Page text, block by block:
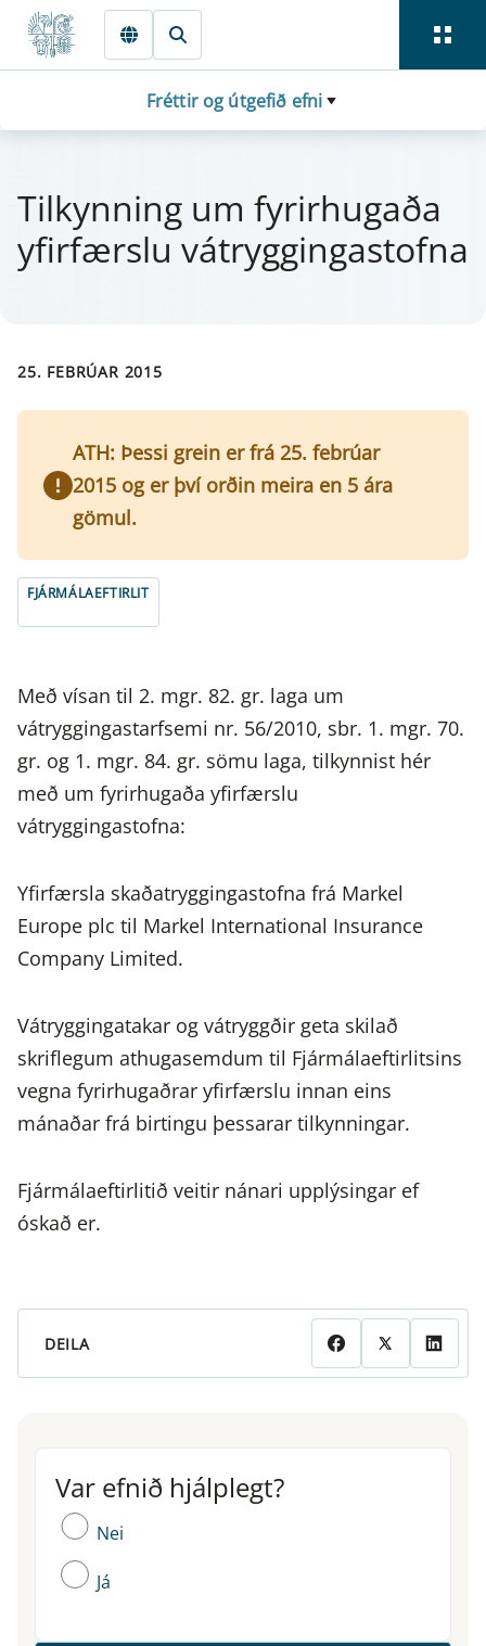
Fara beint í Meginmál
Fréttir og útgefið efni
Til­kynn­ing um fyr­ir­hugaða
yfir­færslu vá­trygg­inga­stofna
25. FEBRÚAR 2015
ATH: Þessi grein er frá 25. febrúar
2015 og er því orðin meira en 5 ára
gömul.
FJÁRMÁLAEFTIRLIT
Með vísan til 2. mgr. 82. gr. laga um
vátryggingastarfsemi nr. 56/2010, sbr. 1. mgr. 70.
gr. og 1. mgr. 84. gr. sömu laga, tilkynnist hér
með um fyrirhugaða yfirfærslu
vátryggingastofna:
Yfirfærsla skaðatryggingastofna frá Markel
Europe plc til Markel International Insurance
Company Limited.
Vátryggingatakar og vátryggðir geta skilað
skriflegum athugasemdum til Fjármálaeftirlitsins
vegna fyrirhugaðrar yfirfærslu innan eins
mánaðar frá birtingu þessarar tilkynningar.
Fjármálaeftirlitið veitir nánari upplýsingar ef
óskað er.
DEILA
Var efnið hjálplegt?
Var efnið hjálplegt?
Nei
Já